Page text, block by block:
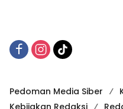
Pedoman Media Siber